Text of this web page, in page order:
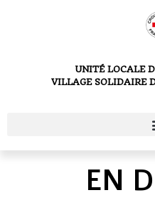
UNITÉ LOCALE
VILLAGE SOLIDAIRE
EN